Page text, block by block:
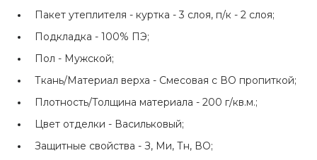
Пакет утеплителя - куртка - 3 слоя, п/к - 2 слоя;
Подкладка - 100% ПЭ;
Пол - Мужской;
Ткань/Материал верха - Смесовая с ВО пропиткой;
Плотность/Толщина материала - 200 г/кв.м.;
Цвет отделки - Васильковый;
Защитные свойства - З, Ми, Тн, ВО;